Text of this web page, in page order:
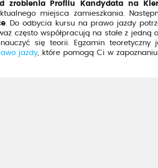
zrobienia Profilu Kandydata na
miejsca zamieszkania.
. Do odbycia kursu na prawo jazdy
często współpracują na stałe z jedną
się teorii. Egzamin teoretyczny
jazdy, które pomogą Ci w